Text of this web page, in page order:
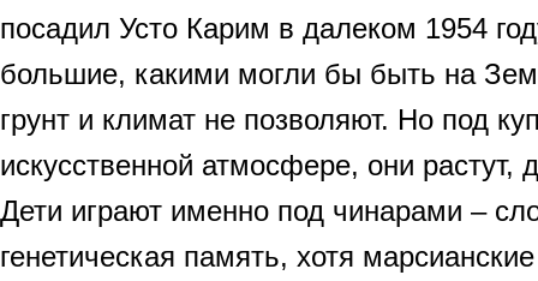
посадил Усто Карим в далеком 1954
большие, какими могли бы быть на
грунт и климат не позволяют. Но под
искусственной атмосфере, они растут,
Дети играют именно под чинарами –
генетическая память, хотя